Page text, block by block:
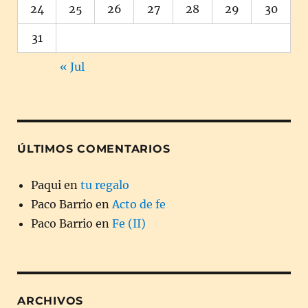
24 25 26 27 28 29 30
31
« Jul
ÚLTIMOS COMENTARIOS
Paqui en tu regalo
Paco Barrio en Acto de fe
Paco Barrio en Fe (II)
ARCHIVOS